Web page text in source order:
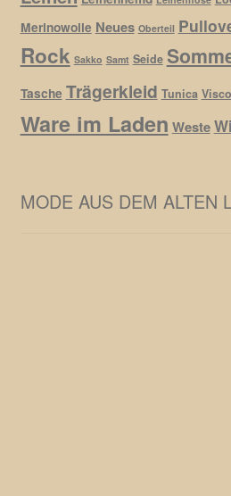
Merinowolle Neues Oberteil
Rock Sakko Samt Seide
Tasche Trägerkleid Tunica
Ware im Laden Weste
MODE AUS DEM ALTEN